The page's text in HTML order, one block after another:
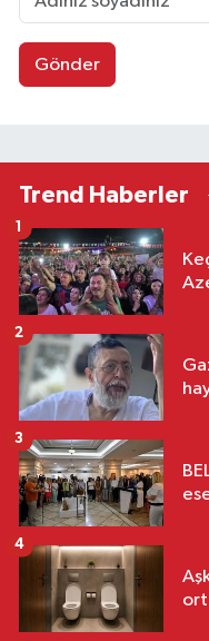
Gönder
Trend Haberler
1
2
3
4